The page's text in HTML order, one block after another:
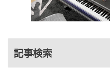
記事検索